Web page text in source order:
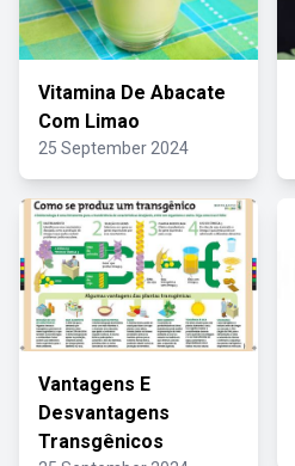
Vitamina De Abacate
Com Limao
25 September 2024
Vantagens E
Desvantagens
Transgênicos